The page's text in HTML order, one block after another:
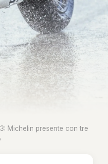
Michelin presente con tre